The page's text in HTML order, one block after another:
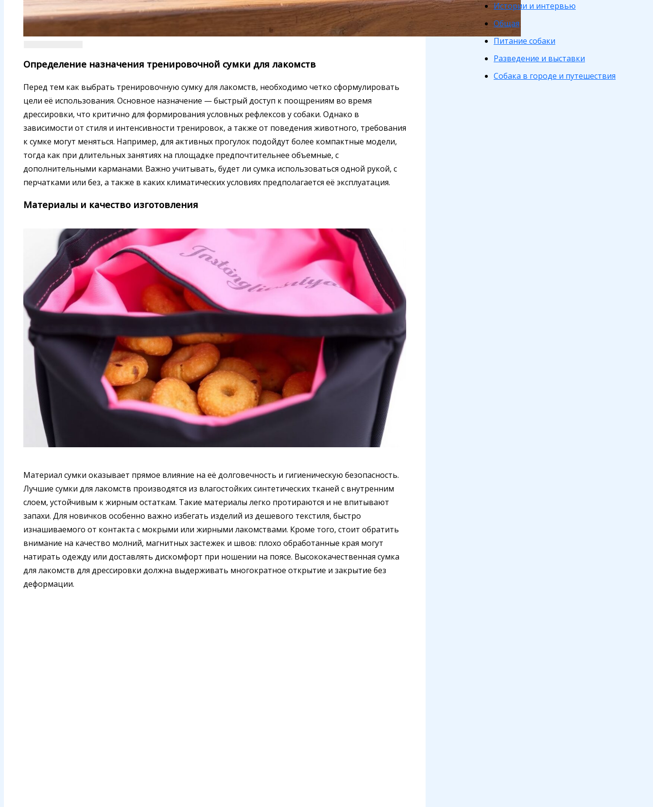
Определение назначения тренировочной сумки для лакомств
Перед тем как выбрать тренировочную сумку для лакомств, необходимо четко сформулировать
цели её использования. Основное назначение — быстрый доступ к поощрениям во время
дрессировки, что критично для формирования условных рефлексов у собаки. Однако в
зависимости от стиля и интенсивности тренировок, а также от поведения животного, требования
к сумке могут меняться. Например, для активных прогулок подойдут более компактные модели,
тогда как при длительных занятиях на площадке предпочтительнее объемные, с
дополнительными карманами. Важно учитывать, будет ли сумка использоваться одной рукой, с
перчатками или без, а также в каких климатических условиях предполагается её эксплуатация.
Материалы и качество изготовления
Материал сумки оказывает прямое влияние на её долговечность и гигиеническую безопасность.
Лучшие сумки для лакомств производятся из влагостойких синтетических тканей с внутренним
слоем, устойчивым к жирным остаткам. Такие материалы легко протираются и не впитывают
запахи. Для новичков особенно важно избегать изделий из дешевого текстиля, быстро
изнашиваемого от контакта с мокрыми или жирными лакомствами. Кроме того, стоит обратить
внимание на качество молний, магнитных застежек и швов: плохо обработанные края могут
натирать одежду или доставлять дискомфорт при ношении на поясе. Высококачественная сумка
для лакомств для дрессировки должна выдерживать многократное открытие и закрытие без
деформации.
Истории и интервью
Общая
Питание собаки
Разведение и выставки
Собака в городе и путешествия